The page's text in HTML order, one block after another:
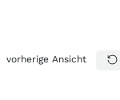
vorherige Ansicht